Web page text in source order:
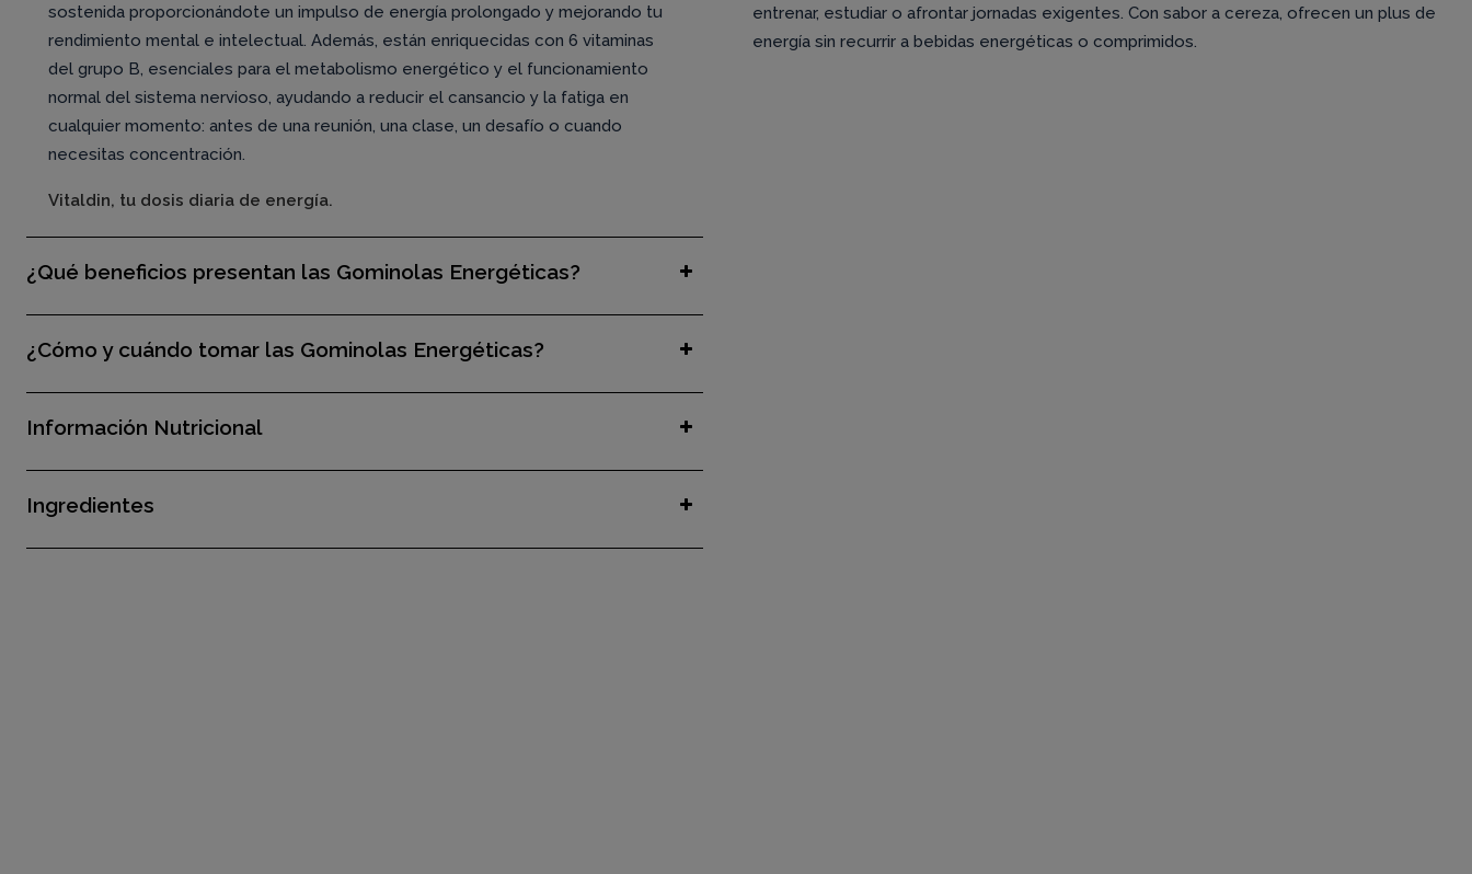
sostenida proporcionándote un impulso de energía prolongado y mejorando tu
rendimiento mental e intelectual. Además, están enriquecidas con 6 vitaminas
del grupo B, esenciales para el metabolismo energético y el funcionamiento
normal del sistema nervioso, ayudando a reducir el cansancio y la fatiga en
cualquier momento: antes de una reunión, una clase, un desafío o cuando
necesitas concentración.
Vitaldin, tu dosis diaria de energía.
¿Qué beneficios presentan las Gominolas Energéticas?
¿Cómo y cuándo tomar las Gominolas Energéticas?
Información Nutricional
Ingredientes
entrenar, estudiar o afrontar jornadas exigentes. Con sabor a cereza, ofrecen un plus de
energía sin recurrir a bebidas energéticas o comprimidos.